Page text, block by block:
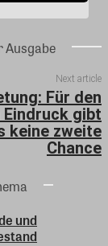
Ausgabe
Next article
Für den
gibt
keine zweite
Chance
und